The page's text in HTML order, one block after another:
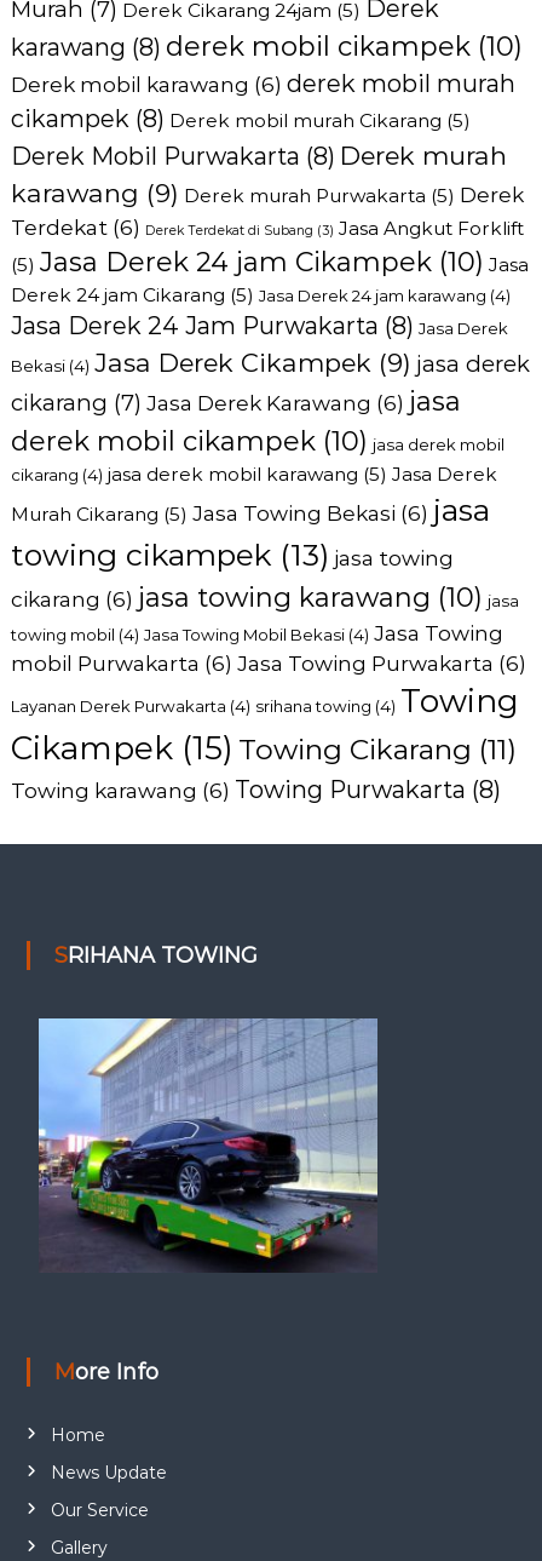
Murah (7) Derek Cikarang 24jam (5) Derek
karawang (8) derek mobil cikampek(10)
Derek mobil karawang (6) derek mobil murah
cikampek(8) Derek mobil murah Cikarang (5)
Derek Mobil Purwakarta (8) Derek murah
karawang (9) Derek murah Purwakarta (5) Derek
Terdekat(6) Derek Terdekat di Subang (3) Jasa Angkut Forklift
(5) Jasa Derek 24 jam Cikampek(10) Jasa
Derek 24 jam Cikarang (5) Jasa Derek 24 jam karawang (4)
Jasa Derek 24 Jam Purwakarta (8) Jasa Derek
Bekasi(4) Jasa Derek Cikampek(9) jasa derek
cikarang (7) Jasa Derek Karawang (6) jasa
derek mobil cikampek(10) jasa derek mobil
cikarang (4) jasa derek mobil karawang (5) Jasa Derek
Murah Cikarang (5) Jasa Towing Bekasi (6) jasa
towing cikampek(13) jasa towing
cikarang (6) jasa towing karawang (10) jasa
towing mobil (4) Jasa Towing Mobil Bekasi(4) Jasa Towing
mobil Purwakarta (6) Jasa Towing Purwakarta (6)
Layanan Derek Purwakarta (4) srihana towing (4) Towing
Cikampek(15) Towing Cikarang (11)
Towing karawang (6) Towing Purwakarta (8)
SRIHANA TOWING
More Info
Home
News Update
Our Service
Gallery